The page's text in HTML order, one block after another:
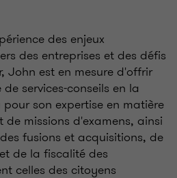
des enjeux
des entreprises et des défis
John est en mesure d'offrir
services-conseils en la
son expertise en matière
missions d'examens, ainsi
fusions et acquisitions, de
de la fiscalité des
celles des citoyens